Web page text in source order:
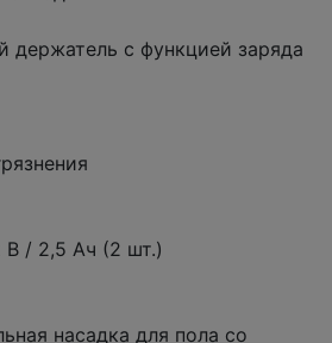
держатель с функцией заряда
В / 2,5 Ач (2 шт.)
насадка для пола со